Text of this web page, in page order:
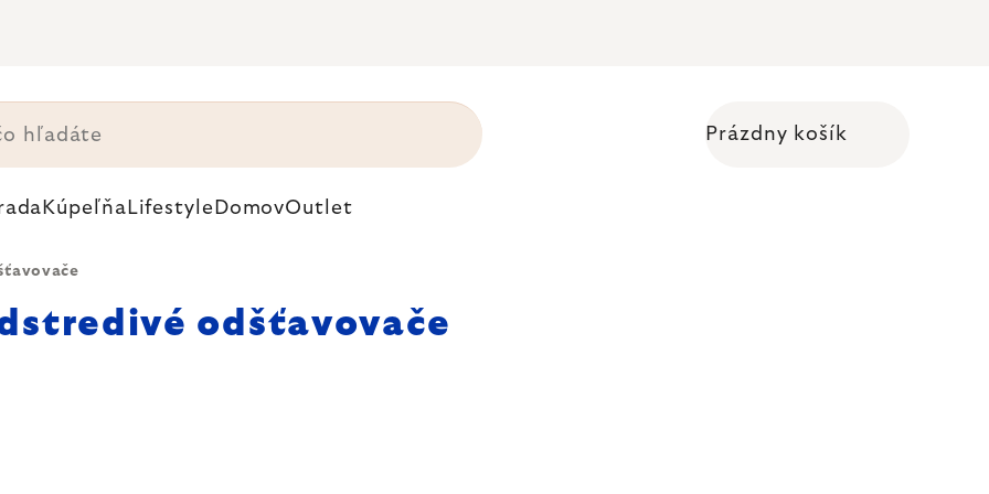
Prázdny košík
Kúpeľňa Lifestyle DomovOutlet
odšťavovače